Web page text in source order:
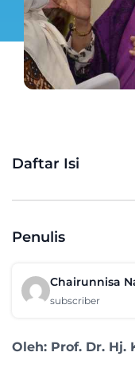
Daftar Isi
Penulis
Chairunnisa
subscriber
Oleh: Prof. Dr. Hj.